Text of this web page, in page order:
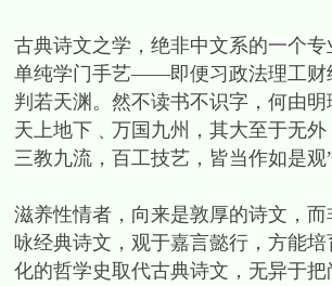
古典诗文之学，绝非中文系的一个
单纯学门手艺——即便习政法理工财
判若天渊。然不读书不识字，何由
天上地下﹑万国九州，其大至于无
三教九流，百工技艺，皆当作如是
滋养性情者，向来是敦厚的诗文，
咏经典诗文，观于嘉言懿行，方能
化的哲学史取代古典诗文，无异于